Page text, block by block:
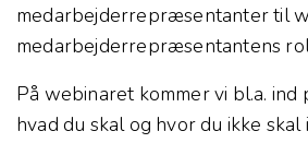
medarbejderrepræsentanter til
medarbejderrepræsentantens
På webinaret kommer vi bl.a. ind
hvad du skal og hvor du ikke skal